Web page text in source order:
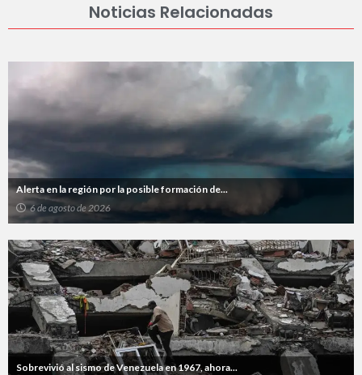
Noticias Relacionadas
Alerta en la región por la posible formación de...
6 de agosto de 2026
Sobrevivió al sismo de Venezuela en 1967, ahora...